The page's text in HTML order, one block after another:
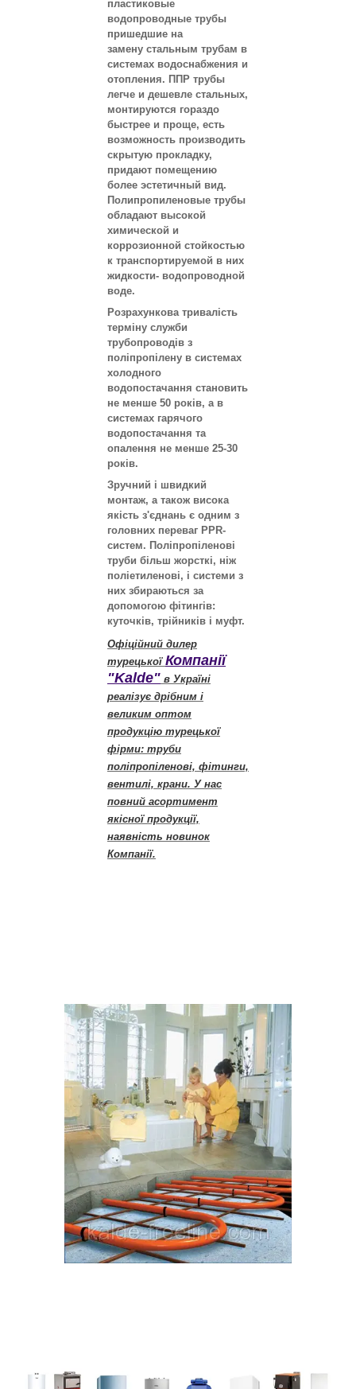
пластиковые
водопроводные трубы
пришедшие на
замену стальным трубам в
системах водоснабжения и
отопления. ППР трубы
легче и дешевле стальных,
монтируются гораздо
быстрее и проще, есть
возможность производить
скрытую прокладку,
придают помещению
более эстетичный вид.
Полипропиленовые трубы
обладают высокой
химической и
коррозионной стойкостью
к транспортируемой в них
жидкости- водопроводной
воде.
Розрахункова тривалість
терміну служби
трубопроводів з
поліпропілену в системах
холодного
водопостачання становить
не менше 50 років, а в
системах гарячого
водопостачання та
опалення не менше 25-30
років.
Зручний і швидкий
монтаж, а також висока
якість з'єднань є одним з
головних переваг PPR-
систем. Поліпропіленові
труби більш жорсткі, ніж
поліетиленові, і системи з
них збираються за
допомогою фітингів:
куточків, трійників і муфт.
Офіційний дилер
турецької Компанії
"Kalde" в Україні
реалізує дрібним і
великим оптом
продукцію турецької
фірми: труби
поліпропіленові, фітинги,
вентилі, крани. У нас
повний асортимент
якісної продукції,
наявність новинок
Компанії.